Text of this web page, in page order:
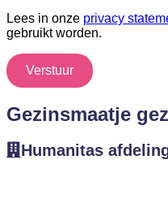
Lees in onze privacy
gebruikt worden.
Verstuur
Gezinsmaatje
Humanitas